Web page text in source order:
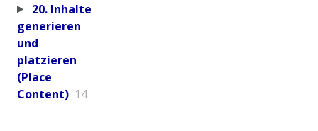
20. Inhalte
generieren
und
platzieren
(Place
Content) 14